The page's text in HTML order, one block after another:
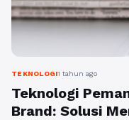
TEKNOLOGI1 tahun ago
Teknologi
Brand: Solusi